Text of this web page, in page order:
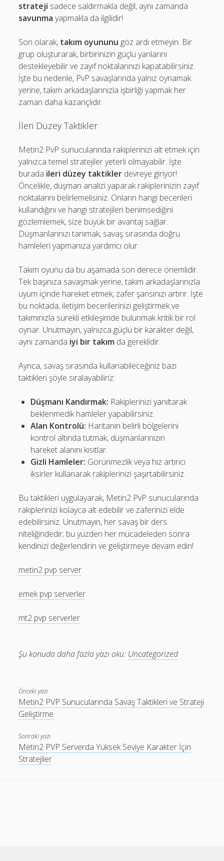
strateji sadece saldırmakla değil, aynı zamanda
savunma yapmakla da ilgilidir!
Son olarak, takım oyununu göz ardı etmeyin. Bir
grup oluşturarak, birbirinizin güçlü yanlarını
destekleyebilir ve zayıf noktalarınızı kapatabilirsiniz.
İşte bu nedenle, PvP savaşlarında yalnız oynamak
yerine, takım arkadaşlarınızla işbirliği yapmak her
zaman daha kazançlıdır.
İleri Düzey Taktikler
Metin2 PvP sunucularında rakiplerinizi alt etmek için
yalnızca temel stratejiler yeterli olmayabilir. İşte
burada ileri düzey taktikler devreye giriyor!
Öncelikle, düşman analizi yaparak rakiplerinizin zayıf
noktalarını belirlemelisiniz. Onların hangi becerileri
kullandığını ve hangi stratejileri benimsediğini
gözlemlemek, size büyük bir avantaj sağlar.
Düşmanlarınızı tanımak, savaş sırasında doğru
hamleleri yapmanıza yardımcı olur.
Takım oyunu da bu aşamada son derece önemlidir.
Tek başınıza savaşmak yerine, takım arkadaşlarınızla
uyum içinde hareket etmek, zafer şansınızı artırır. İşte
bu noktada, iletişim becerilerinizi geliştirmek ve
takımınızla sürekli etkileşimde bulunmak kritik bir rol
oynar. Unutmayın, yalnızca güçlü bir karakter değil,
aynı zamanda iyi bir takım da gereklidir.
Ayrıca, savaş sırasında kullanabileceğiniz bazı
taktikleri şöyle sıralayabiliriz:
Düşmanı Kandırmak: Rakiplerinizi yanıltarak
beklenmedik hamleler yapabilirsiniz.
Alan Kontrolü: Haritanın belirli bölgelerini
kontrol altında tutmak, düşmanlarınızın
hareket alanını kısıtlar.
Gizli Hamleler: Görünmezlik veya hız artırıcı
iksirler kullanarak rakiplerinizi şaşırtabilirsiniz.
Bu taktikleri uygulayarak, Metin2 PvP sunucularında
rakiplerinizi kolayca alt edebilir ve zaferinizi elde
edebilirsiniz. Unutmayın, her savaş bir ders
niteliğindedir; bu yüzden her mücadeleden sonra
kendinizi değerlendirin ve geliştirmeye devam edin!
metin2 pvp server
emek pvp serverler
mt2 pvp serverler
Şu konuda daha fazla yazı oku: Uncategorized
Önceki yazı
Metin2 PVP Sunucularında Savaş Taktikleri ve Strateji
Geliştirme
Sonraki yazı
Metin2 PVP Serverda Yüksek Seviye Karakter İçin
Stratejiler